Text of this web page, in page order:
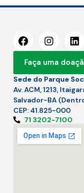
Faça uma
Sede do Parque
Av. ACM, 1213,
Salvador-BA
CEP: 41.825-000
71 3202-7100